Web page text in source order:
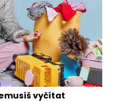
vyčítat